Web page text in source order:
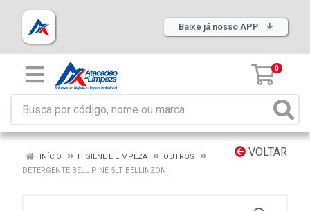
Baixe já nosso APP
0
VOLTAR
INÍCIO HIGIENE E LIMPEZA
OUTROS
DETERGENTE BELL PINE 5LT BELLINZONI